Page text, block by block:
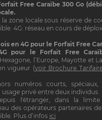
Free Caraïbe 300 Go
la zone locale sous réserve de
4G: réseau en cours de
en 4G pour le Forfait Free
pour le Forfait Free
l’Europe, Mayotte et
vigueur (voir Brochure
numéros courts, spéciaux,
usage privé entre deux individus.
l'étranger, dans la
des opérateurs partenaires
Plus d’infos ici